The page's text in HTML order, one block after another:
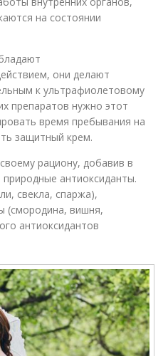
на состоянии
они делают
к ультрафиолетовому
препаратов нужно этот
время пребывания на
защитный крем.
рациону, добавив в
антиоксиданты.
свекла, спаржа),
(смородина, вишня,
антиоксидантов